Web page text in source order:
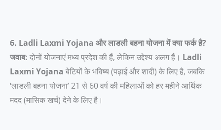
6. Ladli Laxmi Yojana और लाडली बहना योजना में क्या फर्क है?
जवाब: दोनों योजनाएं मध्य प्रदेश की हैं, लेकिन उद्देश्य अलग हैं। Ladli
Laxmi Yojana बेटियों के भविष्य (पढ़ाई और शादी) के लिए है, जबकि
‘लाडली बहना योजना’ 21 से 60 वर्ष की महिलाओं को हर महीने आर्थिक
मदद (मासिक खर्च) देने के लिए है।